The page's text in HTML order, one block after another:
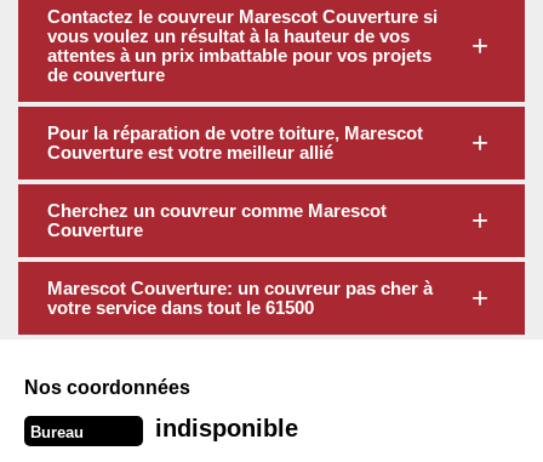
Contactez le couvreur Marescot Couverture si
vous voulez un résultat à la hauteur de vos
attentes à un prix imbattable pour vos projets
de couverture
Pour la réparation de votre toiture, Marescot
Couverture est votre meilleur allié
Cherchez un couvreur comme Marescot
Couverture
Marescot Couverture: un couvreur pas cher à
votre service dans tout le 61500
Nos coordonnées
Bureau indisponible